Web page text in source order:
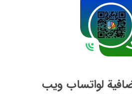
لواتساب ويب